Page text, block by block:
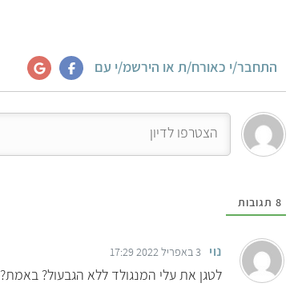
התחבר/י כאורח/ת או הירשמ/י עם
8 תגובות
נוי 3 באפריל 2022 17:29
לטגן את עלי המנגולד ללא הגבעול? באמת?